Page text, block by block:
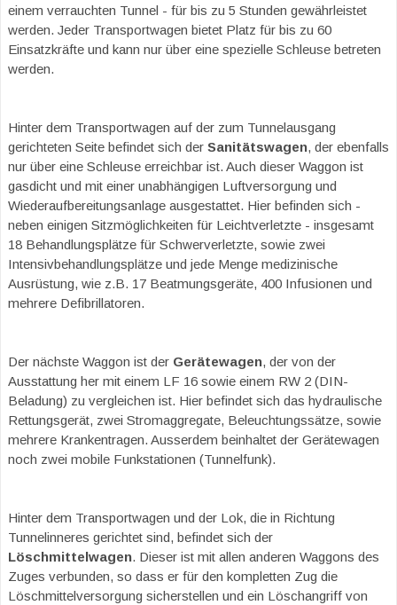
einem verrauchten Tunnel - für bis zu 5 Stunden gewährleistet
werden. Jeder Transportwagen bietet Platz für bis zu 60
Einsatzkräfte und kann nur über eine spezielle Schleuse betreten
werden.
Hinter dem Transportwagen auf der zum Tunnelausgang
gerichteten Seite befindet sich der Sanitätswagen, der ebenfalls
nur über eine Schleuse erreichbar ist. Auch dieser Waggon ist
gasdicht und mit einer unabhängigen Luftversorgung und
Wiederaufbereitungsanlage ausgestattet. Hier befinden sich -
neben einigen Sitzmöglichkeiten für Leichtverletzte - insgesamt
18 Behandlungsplätze für Schwerverletzte, sowie zwei
Intensivbehandlungsplätze und jede Menge medizinische
Ausrüstung, wie z.B. 17 Beatmungsgeräte, 400 Infusionen und
mehrere Defibrillatoren.
Der nächste Waggon ist der Gerätewagen, der von der
Ausstattung her mit einem LF 16 sowie einem RW 2 (DIN-
Beladung) zu vergleichen ist. Hier befindet sich das hydraulische
Rettungsgerät, zwei Stromaggregate, Beleuchtungssätze, sowie
mehrere Krankentragen. Ausserdem beinhaltet der Gerätewagen
noch zwei mobile Funkstationen (Tunnelfunk).
Hinter dem Transportwagen und der Lok, die in Richtung
Tunnelinneres gerichtet sind, befindet sich der
Löschmittelwagen. Dieser ist mit allen anderen Waggons des
Zuges verbunden, so dass er für den kompletten Zug die
Löschmittelversorgung sicherstellen und ein Löschangriff von